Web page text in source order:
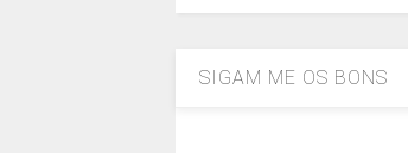
SIGAM ME OS BONS